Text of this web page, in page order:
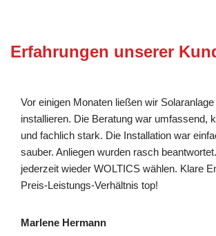
Erfahrungen unserer
Vor einigen Monaten ließen wir
installieren. Die Beratung war umfassend,
und fachlich stark. Die Installation war
sauber. Anliegen wurden rasch
jederzeit wieder WOLTICS wählen. Klare
Preis-Leistungs-Verhältnis top!
Marlene Hermann